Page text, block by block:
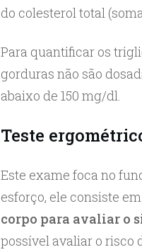
do colesterol total
Para quantificar os
gorduras não são
abaixo de 150 mg/dl.
Teste
Este exame foca no
esforço, ele consiste
corpo para avaliar o
possível avaliar o risco